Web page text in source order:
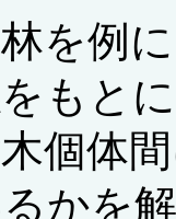
を例
もと
個体
かを